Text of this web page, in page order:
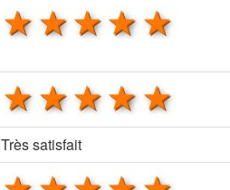
4 stars
3 stars
2 stars
1 star
4 stars
3 stars
2 stars
1 star
Très satisfait